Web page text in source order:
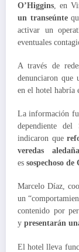
O’Higgins , en
un transeúnte
activar un
eventuales
A través de
denunciaron que
en el hotel habría
La información
dependiente
indicaron que
veredas
es sospechoso de
Marcelo Díaz,
un
contenido por
y presentarán
El hotel lleva